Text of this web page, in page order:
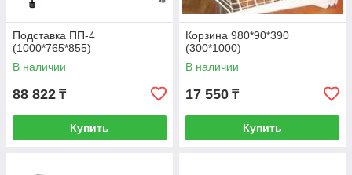
Подставка ПП-4
(1000*765*855)
В наличии
88 822 ₸
Купить
Корзина 980*90*390
(300*1000)
В наличии
17 550 ₸
Купить